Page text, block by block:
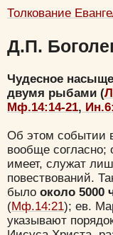
Толкование
Д.П.
Чудесное
двумя рыбами (
Мф.14:14-21,
Об этом событии
вообще согласно;
имеет, служат
повествований.
было около 5000
(Мф.14:21); ев.
указывают